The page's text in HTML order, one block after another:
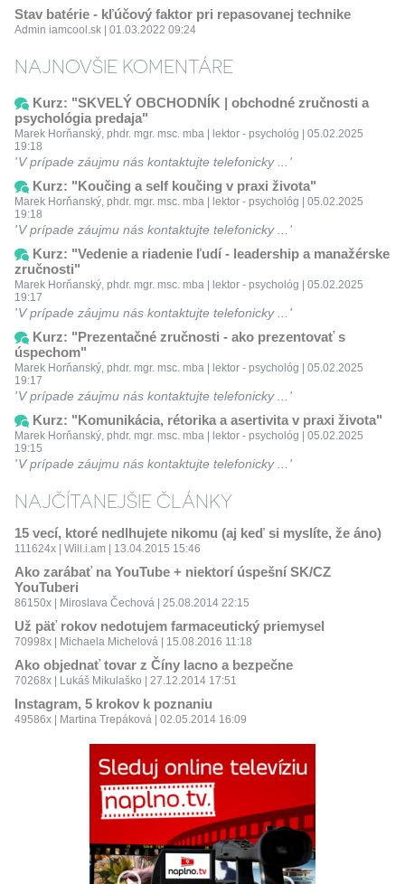
Stav batérie - kľúčový faktor pri repasovanej technike
Admin iamcool.sk | 01.03.2022 09:24
NAJNOVŠIE KOMENTÁRE
Kurz: "SKVELÝ OBCHODNÍK | obchodné zručnosti a
psychológia predaja"
Marek Horňanský, phdr. mgr. msc. mba | lektor - psychológ | 05.02.2025
19:18
V prípade záujmu nás kontaktujte telefonicky ...
Kurz: "Koučing a self koučing v praxi života"
Marek Horňanský, phdr. mgr. msc. mba | lektor - psychológ | 05.02.2025
19:18
V prípade záujmu nás kontaktujte telefonicky ...
Kurz: "Vedenie a riadenie ľudí - leadership a manažérske
zručnosti"
Marek Horňanský, phdr. mgr. msc. mba | lektor - psychológ | 05.02.2025
19:17
V prípade záujmu nás kontaktujte telefonicky ...
Kurz: "Prezentačné zručnosti - ako prezentovať s
úspechom"
Marek Horňanský, phdr. mgr. msc. mba | lektor - psychológ | 05.02.2025
19:17
V prípade záujmu nás kontaktujte telefonicky ...
Kurz: "Komunikácia, rétorika a asertivita v praxi života"
Marek Horňanský, phdr. mgr. msc. mba | lektor - psychológ | 05.02.2025
19:15
V prípade záujmu nás kontaktujte telefonicky ...
NAJČÍTANEJŠIE ČLÁNKY
15 vecí, ktoré nedlhujete nikomu (aj keď si myslíte, že áno)
111624x | Will.i.am | 13.04.2015 15:46
Ako zarábať na YouTube + niektorí úspešní SK/CZ
YouTuberi
86150x | Miroslava Čechová | 25.08.2014 22:15
Už päť rokov nedotujem farmaceutický priemysel
70998x | Michaela Michelová | 15.08.2016 11:18
Ako objednať tovar z Číny lacno a bezpečne
70268x | Lukáš Mikulaško | 27.12.2014 17:51
Instagram, 5 krokov k poznaniu
49586x | Martina Trepáková | 02.05.2014 16:09